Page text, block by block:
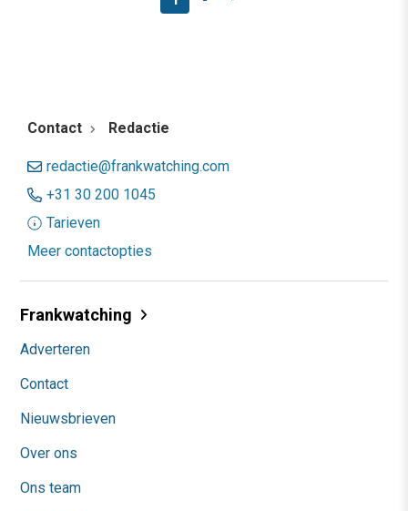
Contact Redactie
redactie@frankwatching.com
+31 30 200 1045
Tarieven
Meer contactopties
Frankwatching
Adverteren
Contact
Nieuwsbrieven
Over ons
Ons team